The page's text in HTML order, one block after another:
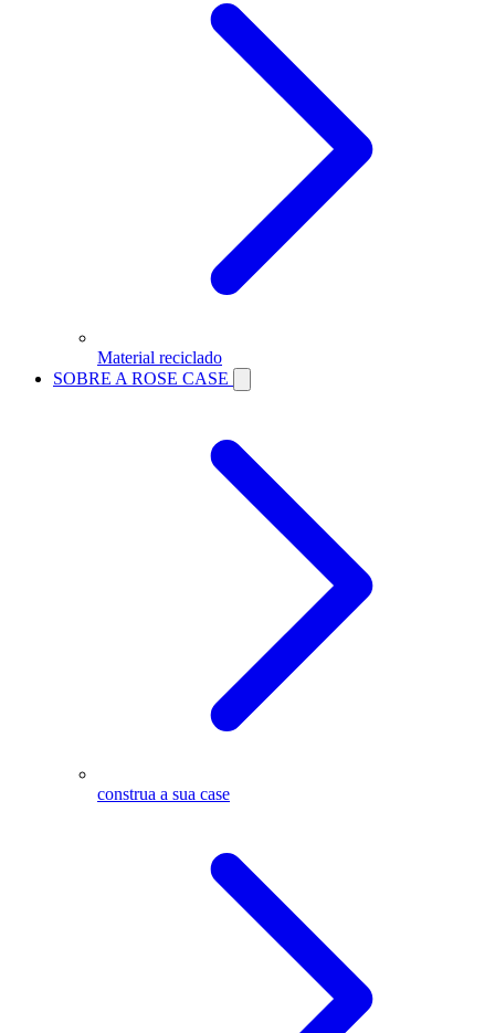
Material reciclado
SOBRE A ROSE CASE
construa a sua case